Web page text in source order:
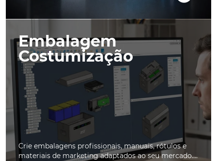
Embalagem
Costumização
Crie embalagens profissionais, manuais, rótulos e
materiais de marketing adaptados ao seu mercado....